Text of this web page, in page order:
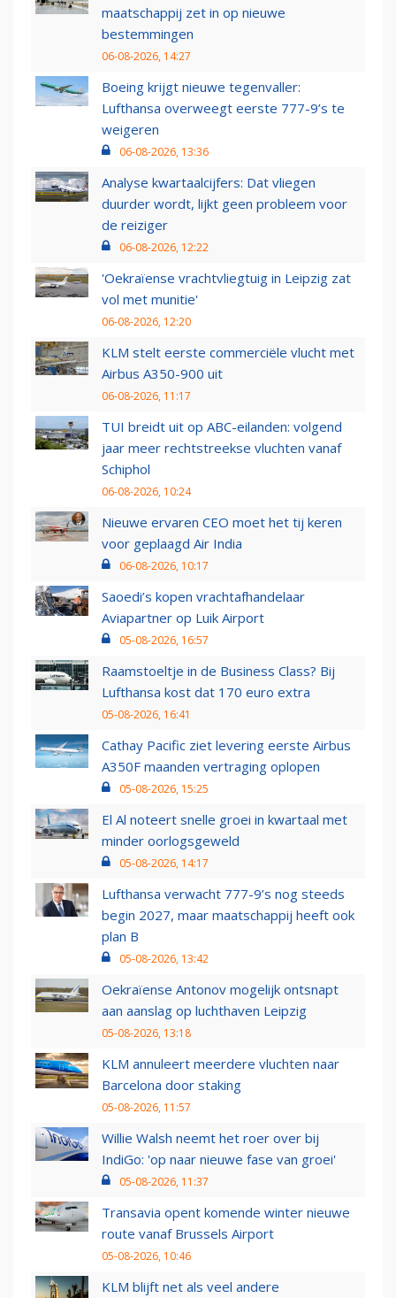
maatschappij zet in op nieuwe
bestemmingen
06-08-2026, 14:27
Boeing krijgt nieuwe tegenvaller:
Lufthansa overweegt eerste 777-9’s te
weigeren
06-08-2026, 13:36
Analyse kwartaalcijfers: Dat vliegen
duurder wordt, lijkt geen probleem voor
de reiziger
06-08-2026, 12:22
'Oekraïense vrachtvliegtuig in Leipzig zat
vol met munitie'
06-08-2026, 12:20
KLM stelt eerste commerciële vlucht met
Airbus A350-900 uit
06-08-2026, 11:17
TUI breidt uit op ABC-eilanden: volgend
jaar meer rechtstreekse vluchten vanaf
Schiphol
06-08-2026, 10:24
Nieuwe ervaren CEO moet het tij keren
voor geplaagd Air India
06-08-2026, 10:17
Saoedi’s kopen vrachtafhandelaar
Aviapartner op Luik Airport
05-08-2026, 16:57
Raamstoeltje in de Business Class? Bij
Lufthansa kost dat 170 euro extra
05-08-2026, 16:41
Cathay Pacific ziet levering eerste Airbus
A350F maanden vertraging oplopen
05-08-2026, 15:25
El Al noteert snelle groei in kwartaal met
minder oorlogsgeweld
05-08-2026, 14:17
Lufthansa verwacht 777-9’s nog steeds
begin 2027, maar maatschappij heeft ook
plan B
05-08-2026, 13:42
Oekraïense Antonov mogelijk ontsnapt
aan aanslag op luchthaven Leipzig
05-08-2026, 13:18
KLM annuleert meerdere vluchten naar
Barcelona door staking
05-08-2026, 11:57
Willie Walsh neemt het roer over bij
IndiGo: 'op naar nieuwe fase van groei'
05-08-2026, 11:37
Transavia opent komende winter nieuwe
route vanaf Brussels Airport
05-08-2026, 10:46
KLM blijft net als veel andere